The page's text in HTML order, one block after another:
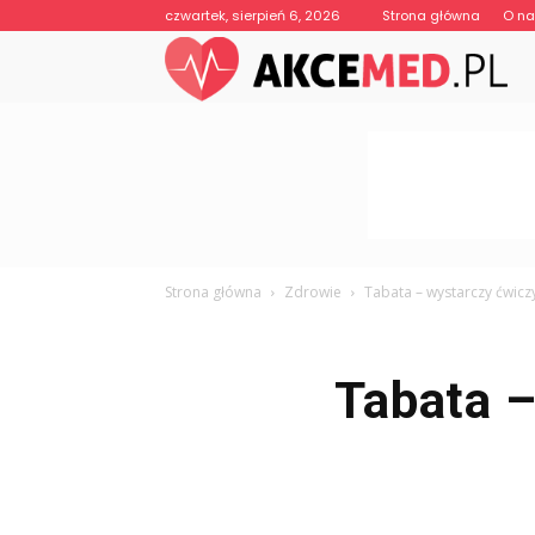
czwartek, sierpień 6, 2026 Strona główna O
Strona główna Zdrowie Tabata – wystarczy
Tabata